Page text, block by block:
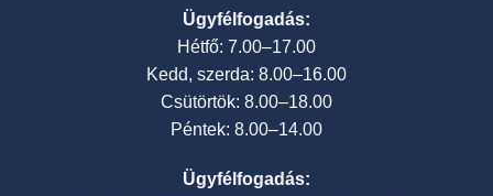
Ügyfélfogadás:
Hétfő: 7.00–17.00
Kedd, szerda: 8.00–16.00
Csütörtök: 8.00–18.00
Péntek: 8.00–14.00
Ügyfélfogadás: